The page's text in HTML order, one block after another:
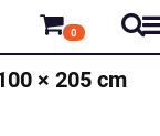
0
× 205 cm